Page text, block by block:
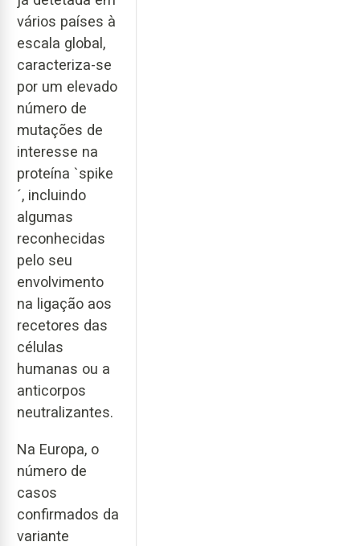
vários países à
escala global,
caracteriza-se
por um elevado
número de
mutações de
interesse na
proteína `spike
´, incluindo
algumas
reconhecidas
pelo seu
envolvimento
na ligação aos
recetores das
células
humanas ou a
anticorpos
neutralizantes.
Na Europa, o
número de
casos
confirmados da
variante